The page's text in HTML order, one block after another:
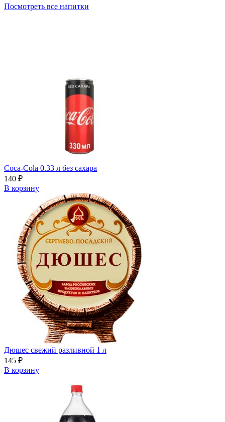
Посмотреть все напитки
Coca-Cola 0.33 л без сахара
140 ₽
В корзину
Дюшес свежий разливной 1 л
145 ₽
В корзину